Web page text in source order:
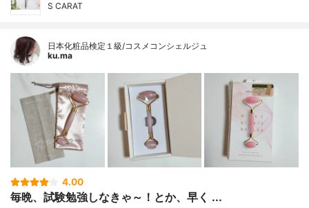
S CARAT
日本化粧品検定１級/コスメコンシェルジュ
ku.ma
4.00
毎晩、試験勉強しなきゃ～！とか、早く ...